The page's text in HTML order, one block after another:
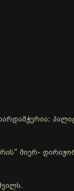
მიერ-